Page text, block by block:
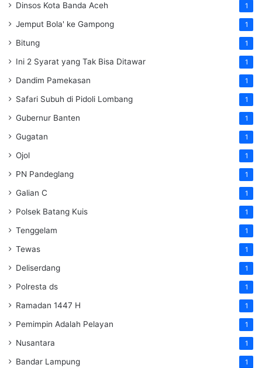
Dinsos Kota Banda Aceh 1
Jemput Bola' ke Gampong 1
Bitung 1
Ini 2 Syarat yang Tak Bisa Ditawar 1
Dandim Pamekasan 1
Safari Subuh di Pidoli Lombang 1
Gubernur Banten 1
Gugatan 1
Ojol 1
PN Pandeglang 1
Galian C 1
Polsek Batang Kuis 1
Tenggelam 1
Tewas 1
Deliserdang 1
Polresta ds 1
Ramadan 1447 H 1
Pemimpin Adalah Pelayan 1
Nusantara 1
Bandar Lampung 1